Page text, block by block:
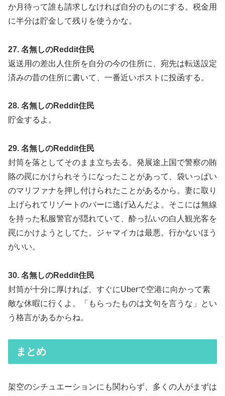
か月待って誰も請求しなければ自分のものにする。税金用
に半分は貯金して残りを使うかな。
27. 名無しのReddit住民
返送用の差出人住所を自分の今の住所に、宛先は転送設定
済みの昔の住所に書いて、一番近いポストに投函する。
28. 名無しのReddit住民
貯金するよ。
29. 名無しのReddit住民
封筒を落としてそのまま立ち去る。発展途上国で警察の賄
賂の罠にかけられそうになったことがあって、袋いっぱい
のマリファナを押し付けられたことがあるから。妻に取り
上げられてリゾートのバーに逃げ込んだよ。そこには無線
を持った私服警官が隠れていて、酔っ払いの白人観光客を
罠にかけようとしてた。ジャマイカは最悪。行かないほう
がいい。
30. 名無しのReddit住民
封筒が十分に厚ければ、すぐにUberで空港に向かって素
敵な休暇に行くよ。「もらったものは文句を言うな」とい
う格言があるからね。
まとめ
架空のシチュエーションにも関わらず、多くの人がまずは